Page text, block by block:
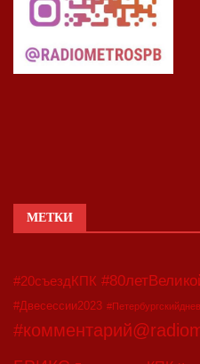
МЕТКИ
#20съездКПК
#Двесессии2023